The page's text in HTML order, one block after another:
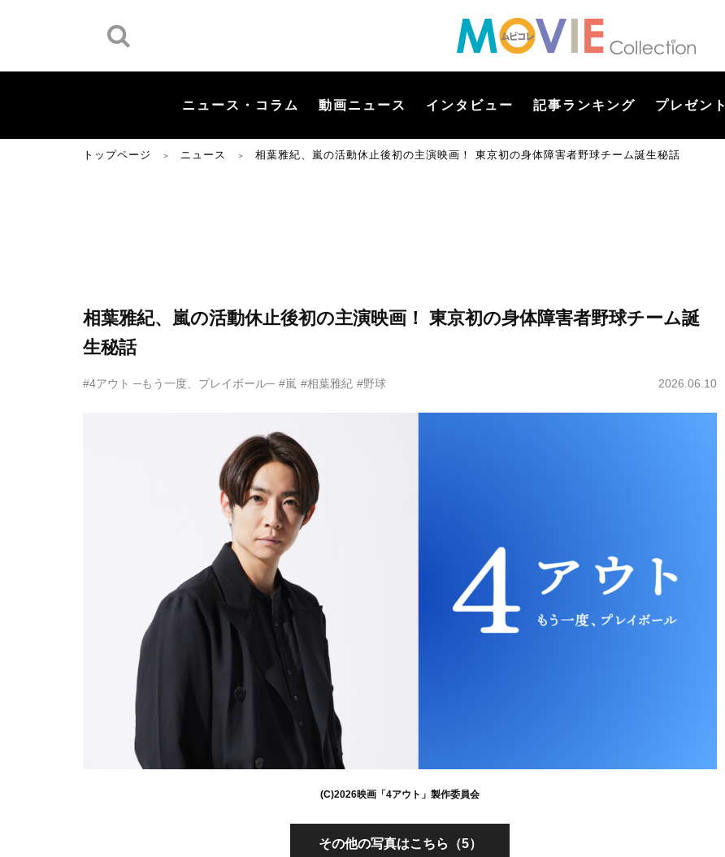
ニュース・コラム 動画ニュース インタビュー 記事ランキング プレゼント
トップページ ＞ ニュース ＞ 相葉雅紀、嵐の活動休止後初の主演映画！ 東京初の身体障害者野球チーム誕生秘話
相葉雅紀、嵐の活動休止後初の主演映画！ 東京初の身体障害者野球チーム誕
生秘話
#4アウト ─もう一度、プレイボール─ #嵐 #相葉雅紀 #野球 2026.06.10
(C)2026映画「4アウト」製作委員会
その他の写真はこちら（5）